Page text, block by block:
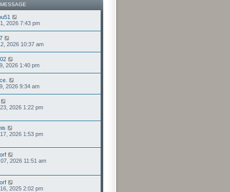
2026 7:43 pm
2026 10:37 am
2026 1:40 pm
2026 9:34 am
2026 1:22 pm
2026 1:53 pm
2026 11:51 am
2025 2:02 pm